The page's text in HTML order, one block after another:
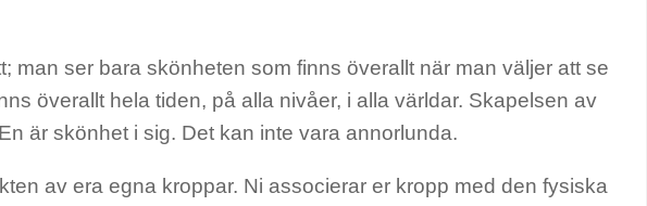
man ser bara skönheten som finns överallt när man väljer att se
överallt hela tiden, på alla nivåer, i alla världar. Skapelsen av
är skönhet i sig. Det kan inte vara annorlunda.
av era egna kroppar. Ni associerar er kropp med den fysiska